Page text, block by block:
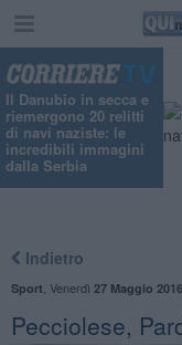
Il Danubio in secca e
riemergono 20 relitti
di navi naziste: le
incredibili immagini
dalla Serbia
Indietro
Sport Venerdì 27 Maggio 2016
Pecciolese,